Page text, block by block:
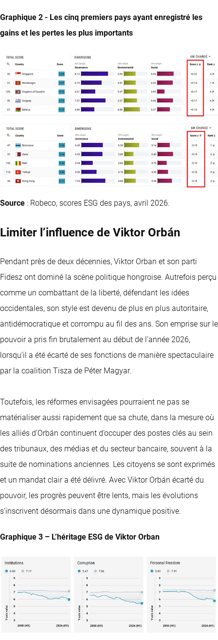
Graphique 2 - Les cinq premiers pays ayant enregistré les
gains et les pertes les plus importants
Source : Robeco, scores ESG des pays, avril 2026.
Limiter l’influence de Viktor Orbán
Pendant près de deux décennies, Viktor Orban et son parti
Fidesz ont dominé la scène politique hongroise. Autrefois perçu
comme un combattant de la liberté, défendant les idées
occidentales, son style est devenu de plus en plus autoritaire,
antidémocratique et corrompu au fil des ans. Son emprise sur le
pouvoir a pris fin brutalement au début de l’année 2026,
lorsqu’il a été écarté de ses fonctions de manière spectaculaire
par la coalition Tisza de Péter Magyar.
Toutefois, les réformes envisagées pourraient ne pas se
matérialiser aussi rapidement que sa chute, dans la mesure où
les alliés d’Orbán continuent d’occuper des postes clés au sein
des tribunaux, des médias et du secteur bancaire, souvent à la
suite de nominations anciennes. Les citoyens se sont exprimés
et un mandat clair a été délivré. Avec Viktor Orbán écarté du
pouvoir, les progrès peuvent être lents, mais les évolutions
s’inscrivent désormais dans une dynamique positive.
Graphique 3 – L’héritage ESG de Viktor Orban